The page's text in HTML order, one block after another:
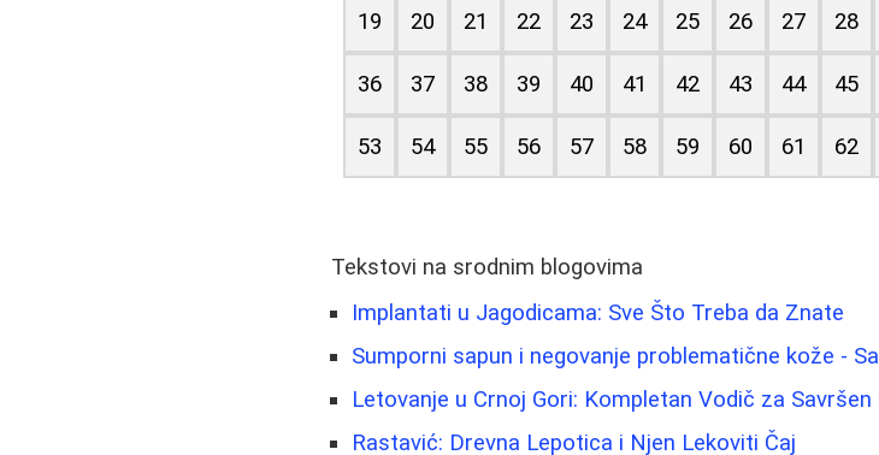
19 20 21 22 23 24 25 26 27 28
36 37 38 39 40 41 42 43 44 45
53 54 55 56 57 58 59 60 61 62
Tekstovi na srodnim blogovima
Implantati u Jagodicama: Sve Što Treba da Znate
Sumporni sapun i negovanje problematične kože -
Letovanje u Crnoj Gori: Kompletan Vodič za Savršen
Rastavić: Drevna Lepotica i Njen Lekoviti Čaj